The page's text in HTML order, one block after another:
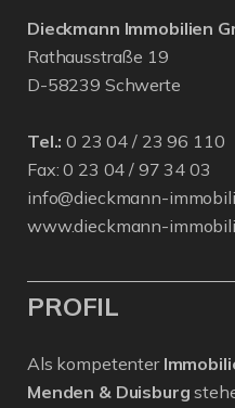
Dieckmann Immobilien
Rathausstraße 19
D-58239 Schwerte
Tel.: 0 23 04 / 23 96 110
Fax: 0 23 04 / 97 34 03
info@dieckmann-
www.dieckmann-
PROFIL
Als kompetenter
Menden & Duisburg